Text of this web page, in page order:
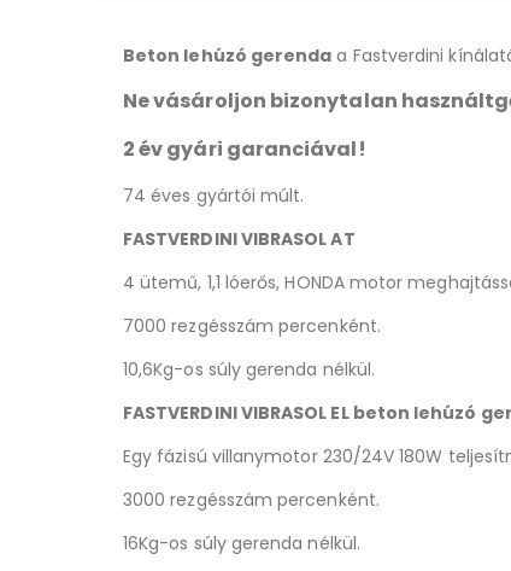
Beton lehúzó gerenda a Fastverdini
Ne vásároljon bizonytalan
2 év gyári garanciával!
74 éves gyártói múlt.
FASTVERDINI VIBRASOL AT
4 ütemű, 1,1 lóerős, HONDA motor
7000 rezgésszám percenként.
10,6Kg-os súly gerenda nélkül.
FASTVERDINI VIBRASOL EL beton lehúzó
Egy fázisú villanymotor 230/24V 180W
3000 rezgésszám percenként.
16Kg-os súly gerenda nélkül.